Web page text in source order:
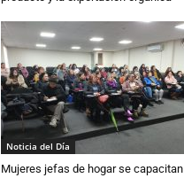
Noticia del Día
Mujeres jefas de hogar se capacitan